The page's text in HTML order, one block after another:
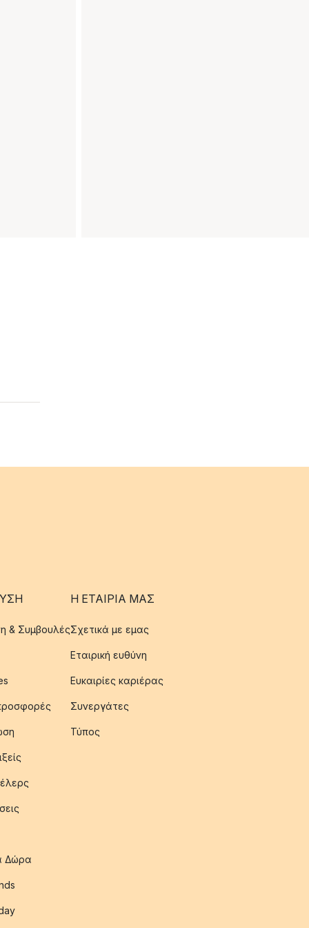
& Συμβουλές
Δώρα
Η ΕΤΑΊΡΙΑ ΜΑΣ
Σχετικά με εμας
Εταιρική ευθύνη
Ευκαιρίες καριέρας
Συνεργάτες
Τύπος